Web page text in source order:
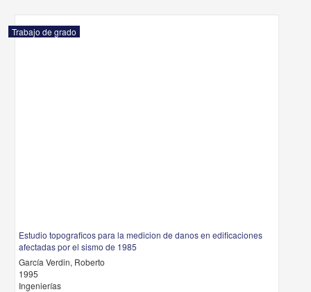
Trabajo de grado
Estudio topograficos para la medicion de danos en edificaciones
afectadas por el sismo de 1985
García Verdin, Roberto
1995
Ingenierías